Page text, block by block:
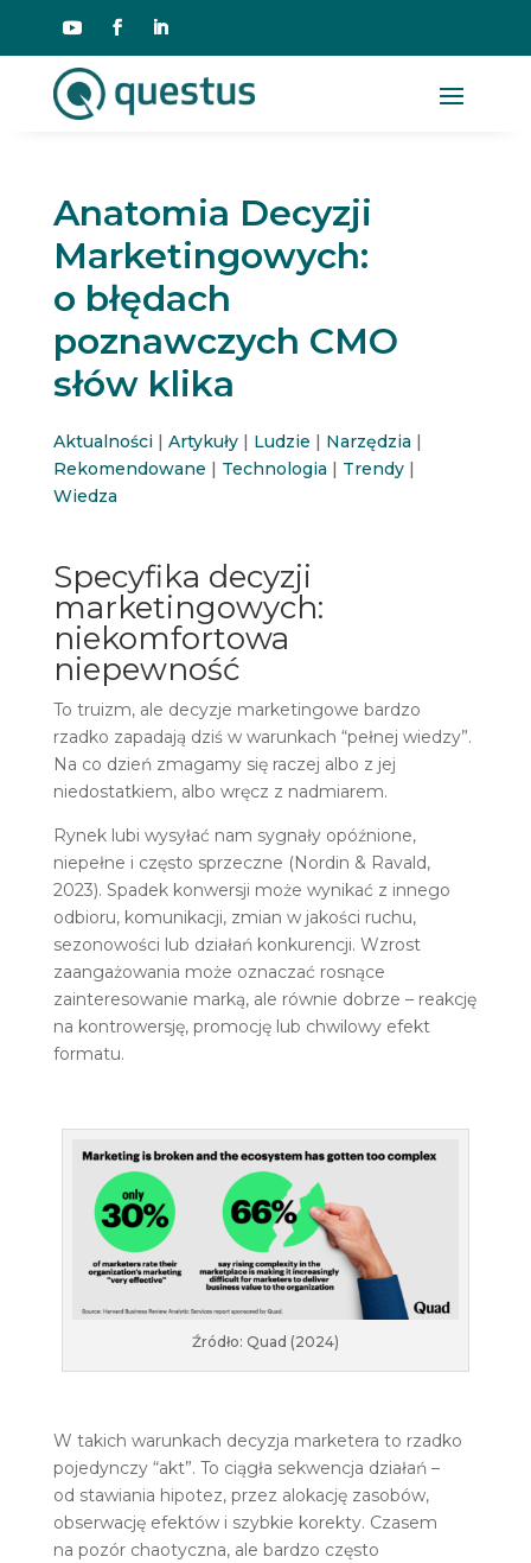
Anatomia Decyzji
Marketingowych:
o błędach
poznawczych CMO
słów klika
Aktualności| Artykuły| Ludzie | Narzędzia |
Rekomendowane | Technologia | Trendy|
Wiedza
Specyfika decyzji
marketingowych:
niekomfortowa
niepewność
To truizm, ale decyzje marketingowe bardzo
rzadko zapadają dziś w warunkach “pełnej wiedzy”.
Na co dzień zmagamy się raczej albo z jej
niedostatkiem, albo wręcz z nadmiarem.
Rynek lubi wysyłać nam sygnały opóźnione,
niepełne i często sprzeczne (Nordin & Ravald,
2023). Spadek konwersji może wynikać z innego
odbioru, komunikacji, zmian w jakości ruchu,
sezonowości lub działań konkurencji. Wzrost
zaangażowania może oznaczać rosnące
zainteresowanie marką, ale równie dobrze – reakcję
na kontrowersję, promocję lub chwilowy efekt
formatu.
Źródło: Quad (2024)
W takich warunkach decyzja marketera to rzadko
pojedynczy “akt”. To ciągła sekwencja działań –
od stawiania hipotez, przez alokację zasobów,
obserwację efektów i szybkie korekty. Czasem
na pozór chaotyczna, ale bardzo często